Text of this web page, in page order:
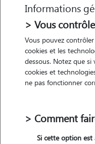
• 29 ans
Véhiculé
Informations
> Vous
Vous pouvez
cookies et les
dessous. Notez que
cookies et
ne pas fonctionner
> Comment
Si cette option est